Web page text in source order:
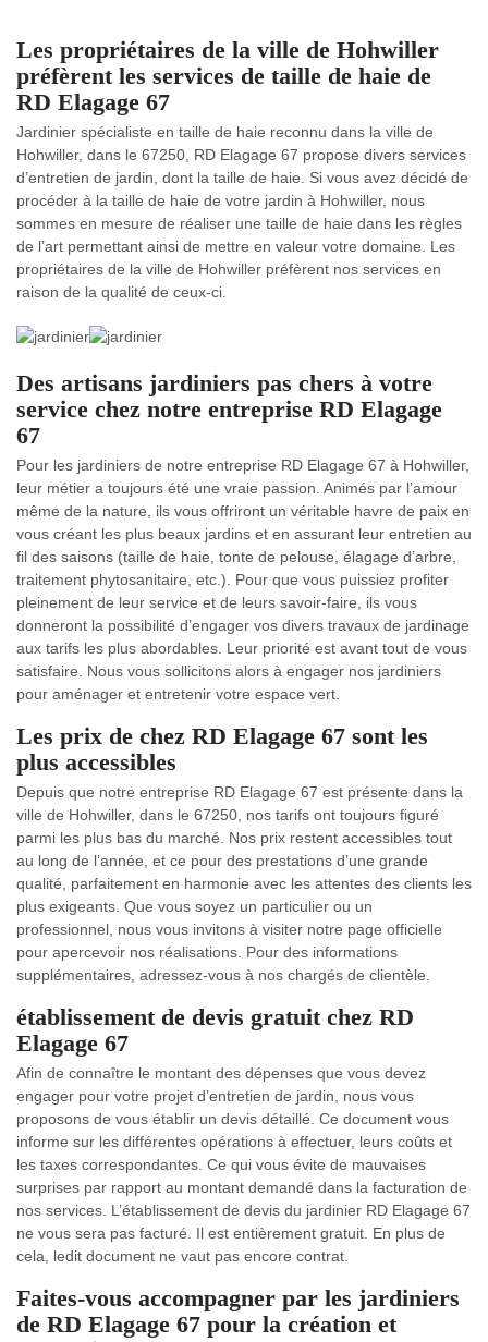
Les propriétaires de la ville de Hohwiller
préfèrent les services de taille de haie de
RD Elagage 67
Jardinier spécialiste en taille de haie reconnu dans la ville de
Hohwiller, dans le 67250, RD Elagage 67 propose divers services
d’entretien de jardin, dont la taille de haie. Si vous avez décidé de
procéder à la taille de haie de votre jardin à Hohwiller, nous
sommes en mesure de réaliser une taille de haie dans les règles
de l’art permettant ainsi de mettre en valeur votre domaine. Les
propriétaires de la ville de Hohwiller préfèrent nos services en
raison de la qualité de ceux-ci.
Des artisans jardiniers pas chers à votre
service chez notre entreprise RD Elagage
67
Pour les jardiniers de notre entreprise RD Elagage 67 à Hohwiller,
leur métier a toujours été une vraie passion. Animés par l’amour
même de la nature, ils vous offriront un véritable havre de paix en
vous créant les plus beaux jardins et en assurant leur entretien au
fil des saisons (taille de haie, tonte de pelouse, élagage d’arbre,
traitement phytosanitaire, etc.). Pour que vous puissiez profiter
pleinement de leur service et de leurs savoir-faire, ils vous
donneront la possibilité d’engager vos divers travaux de jardinage
aux tarifs les plus abordables. Leur priorité est avant tout de vous
satisfaire. Nous vous sollicitons alors à engager nos jardiniers
pour aménager et entretenir votre espace vert.
Les prix de chez RD Elagage 67 sont les
plus accessibles
Depuis que notre entreprise RD Elagage 67 est présente dans la
ville de Hohwiller, dans le 67250, nos tarifs ont toujours figuré
parmi les plus bas du marché. Nos prix restent accessibles tout
au long de l’année, et ce pour des prestations d’une grande
qualité, parfaitement en harmonie avec les attentes des clients les
plus exigeants. Que vous soyez un particulier ou un
professionnel, nous vous invitons à visiter notre page officielle
pour apercevoir nos réalisations. Pour des informations
supplémentaires, adressez-vous à nos chargés de clientèle.
établissement de devis gratuit chez RD
Elagage 67
Afin de connaître le montant des dépenses que vous devez
engager pour votre projet d’entretien de jardin, nous vous
proposons de vous établir un devis détaillé. Ce document vous
informe sur les différentes opérations à effectuer, leurs coûts et
les taxes correspondantes. Ce qui vous évite de mauvaises
surprises par rapport au montant demandé dans la facturation de
nos services. L’établissement de devis du jardinier RD Elagage 67
ne vous sera pas facturé. Il est entièrement gratuit. En plus de
cela, ledit document ne vaut pas encore contrat.
Faites-vous accompagner par les jardiniers
de RD Elagage 67 pour la création et